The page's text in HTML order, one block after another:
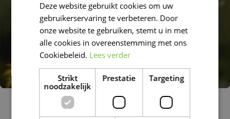
Griekse alant
Inula helenium
Deze website gebruikt cookies om uw
gebruikerservaring te verbeteren. Door
onze website te gebruiken, stemt u in met
alle cookies in overeenstemming met ons
Cookiebeleid. Lees verder
Strikt
noodzakelijk
Prestatie Targeting